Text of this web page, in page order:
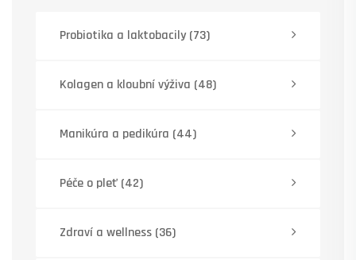
Probiotika a laktobacily(73)
Kolagen a kloubní výživa (48)
Manikúra a pedikúra (44)
Péče o pleť (42)
Zdraví a wellness (36)